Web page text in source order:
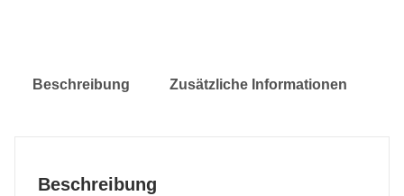
Beschreibung Zusätzliche Informationen
Beschreibung